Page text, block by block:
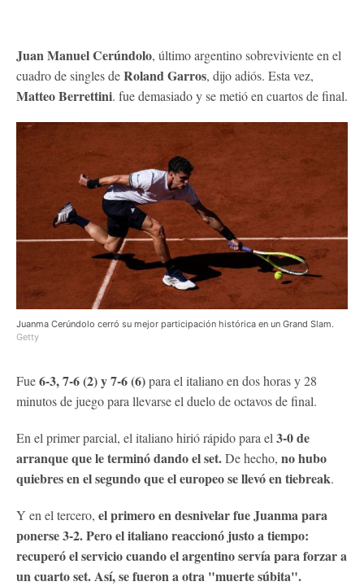
Juan Manuel Cerúndolo, último argentino sobreviviente en el
cuadro de singles deRoland Garros, dijo adiós. Esta vez,
Matteo Berrettini. fue demasiado y se metió en cuartos de final.
Juanma Cerúndolo cerró su mejor participación histórica en un Grand Slam.
Getty
Fue6-3, 7-6 (2) y 7-6 (6)para el italiano en dos horas y 28
minutos de juego para llevarse el duelo de octavos de final.
En el primer parcial, el italiano hirió rápido para el 3-0 de
arranque que le terminó dando el set.De hecho, no hubo
quiebres en el segundo que el europeo se llevó en tiebreak.
Y en el tercero, el primero en desnivelar fue Juanma para
ponerse 3-2. Pero el italiano reaccionó justo a tiempo:
recuperó el servicio cuando el argentino servía para forzar a
un cuarto set. Así, se fueron a otra "muerte súbita".